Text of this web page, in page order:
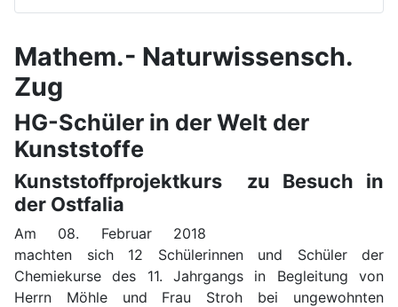
Mathem.- Naturwissensch.
Zug
HG-Schüler in der Welt der
Kunststoffe
Kunststoffprojektkurs zu Besuch in
der Ostfalia
Am 08. Februar 2018
machten sich 12 Schülerinnen und Schüler der
Chemiekurse des 11. Jahrgangs in Begleitung von
Herrn Möhle und Frau Stroh bei ungewohnten